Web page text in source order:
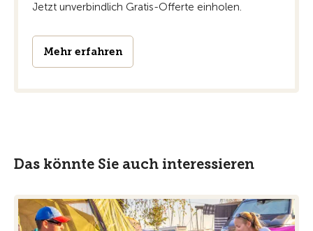
Jetzt unverbindlich Gratis-Offerte einholen.
Mehr erfahren
Das könnte Sie auch interessieren